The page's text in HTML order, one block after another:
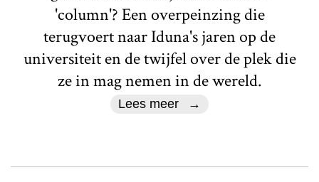
'column'? Een overpeinzing die
terugvoert naar Iduna's jaren op de
universiteit en de twijfel over de plek die
ze in mag nemen in de wereld.
Lees meer